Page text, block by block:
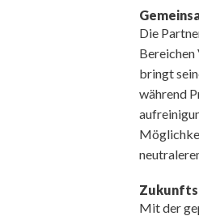
Die
bringt
während
Mit der